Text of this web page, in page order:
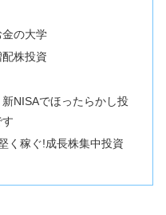
の大学
株投資
NISAでほったらかし投
く稼ぐ!成長株集中投資